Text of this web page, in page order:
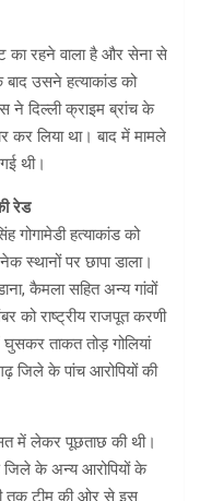
का रहने वाला है और सेना से
उसने हत्याकांड को
ने दिल्ली क्राइम ब्रांच के
कर लिया था। बाद में मामले
थी।
रेड
गोगामेडी हत्याकांड को
पर छापा डाला।
कैमला सहित अन्य गांवों
को राष्ट्रीय राजपूत करणी
ताकत तोड़ गोलियां
जिले के पांच आरोपियों की
में लेकर पूछताछ की थी।
जिले के अन्य आरोपियों के
तक टीम की ओर से इस